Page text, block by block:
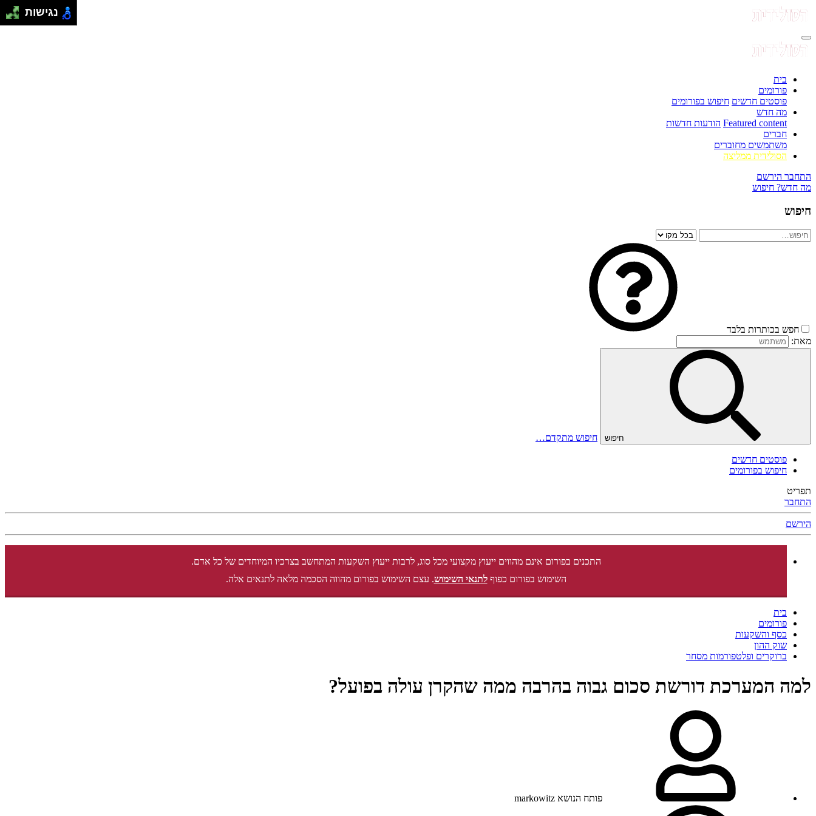
בית
פורומים
פוסטים חדשים חיפוש בפורומים
מה חדש
Featured content הודעות חדשות
חברים
משתמשים מחוברים
הסולידית ממליצה
התחבר הירשם
מה חדש? חיפוש
חיפוש
חפש בכותרות בלבד
מאת:
חיפוש חיפוש מתקדם…
פוסטים חדשים
חיפוש בפורומים
תפריט
התחבר
הירשם
התכנים בפורום אינם מהווים ייעוץ מקצועי מכל סוג, לרבות ייעוץ השקעות המתחשב בצרכיו המיוחדים של כל אדם.
השימוש בפורום כפוףלתנאי השימוש. עצם השימוש בפורום מהווה הסכמה מלאה לתנאים אלה.
בית
פורומים
כסף והשקעות
שוק ההון
ברוקרים ופלטפורמות מסחר
למה המערכת דורשת סכום גבוה בהרבה ממה שהקרן עולה בפועל?
פותח הנושא markowitz
נגישות